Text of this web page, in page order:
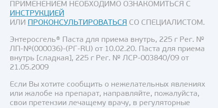
ПРИМЕНЕНИЕМ НЕОБХОДИМО ОЗНАКОМИТЬСЯ С
ИНСТРУКЦИЕЙ
ИЛИ
ПРОКОНСУЛЬТИРОВАТЬСЯ СО СПЕЦИАЛИСТОМ.
Энтеросгель® Паста для приема внутрь, 225 г Рег. №
ЛП-№(000036)-(РГ-RU) от 10.02.20. Паста для приема
внутрь [сладкая], 225 г Рег. № ЛСР-003840/09 от
21.05.2009
Если Вы хотите сообщить о нежелательных явлениях
или жалобе на препарат, направляйте, пожалуйста,
свои претензии лечащему врачу, в регуляторные